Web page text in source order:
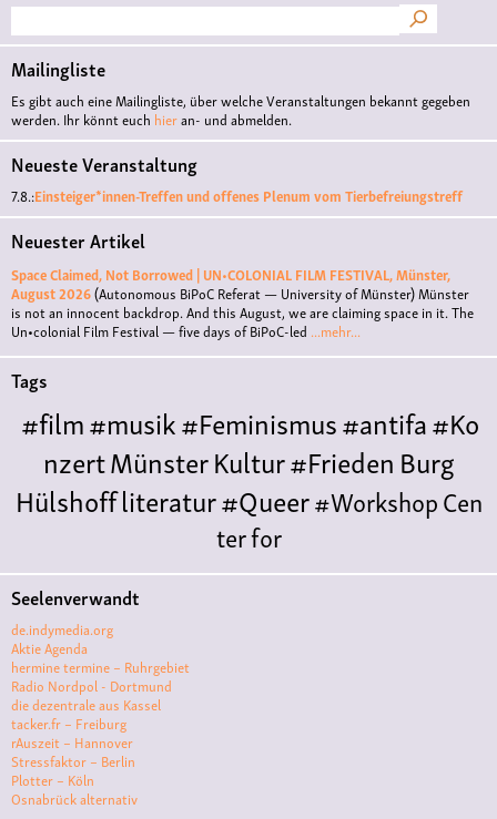
Suche
Mailingliste
Es gibt auch eine Mailingliste, über welche Veranstaltungen bekannt gegeben
werden. Ihr könnt euch hieran- und abmelden.
Neueste Veranstaltung
7.8.:Einsteiger*innen-Treffen und offenes Plenum vom Tierbefreiungstreff
Neuester Artikel
Space Claimed, Not Borrowed | UN•COLONIAL FILM FESTIVAL, Münster,
August 2026(Autonomous BiPoC Referat — University of Münster)Münster
is not an innocent backdrop. And this August, we are claiming space in it. The
Un•colonial Film Festival — five days of BiPoC-led ...mehr...
Tags
#film#musik#Feminismus#antifa#Ko
nzertMünsterKultur#FriedenBurg
Hülshoffliteratur#Queer#WorkshopCen
ter for
LiteraturePolyamoriePolytreff#liveKonzert
Polyamorietreff
Monogamie
ismuskunstantisemitismus
VKqueer#Demo
ve
#film #kino #filmwerkstatt
Seelenverwandt
de.indymedia.org
Aktie Agenda
hermine termine – Ruhrgebiet
Radio Nordpol - Dortmund
die dezentrale aus Kassel
tacker.fr – Freiburg
rAuszeit – Hannover
Stressfaktor – Berlin
Plotter – Köln
Osnabrück alternativ